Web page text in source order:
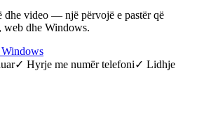
dhe video — një përvojë e pastër që
web dhe Windows.
✓ Hyrje me numër telefoni✓ Lidhje